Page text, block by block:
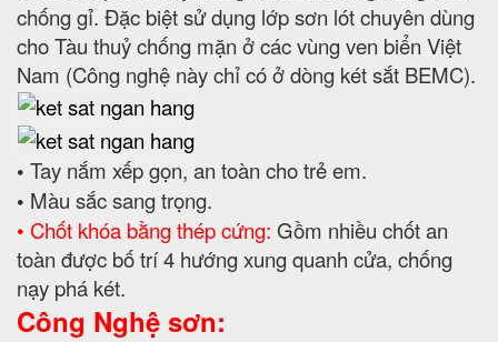
chống gỉ. Đặc biệt sử dụng lớp sơn lót chuyên dùng
cho Tàu thuỷ chống mặn ở các vùng ven biển Việt
Nam (Công nghệ này chỉ có ở dòng két sắt BEMC).
• Tay nắm xếp gọn, an toàn cho trẻ em.
• Màu sắc sang trọng.
• Chốt khóa bằng thép cứng: Gồm nhiều chốt an
toàn được bố trí 4 hướng xung quanh cửa, chống
nạy phá két.
Công Nghệ sơn: